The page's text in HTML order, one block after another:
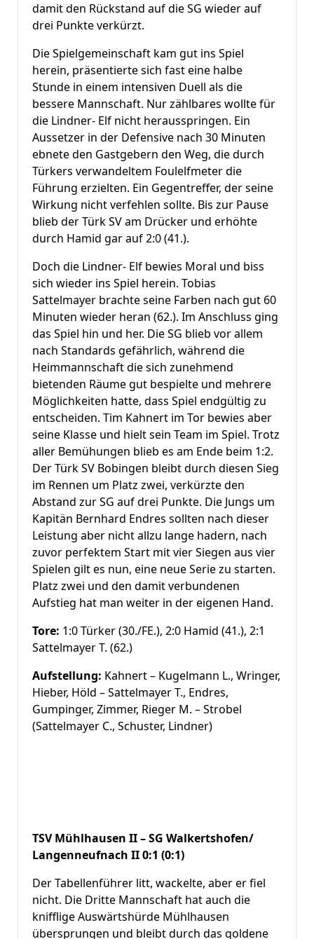
damit den Rückstand auf die SG wieder auf
drei Punkte verkürzt.
Die Spielgemeinschaft kam gut ins Spiel
herein, präsentierte sich fast eine halbe
Stunde in einem intensiven Duell als die
bessere Mannschaft. Nur zählbares wollte für
die Lindner- Elf nicht herausspringen. Ein
Aussetzer in der Defensive nach 30 Minuten
ebnete den Gastgebern den Weg, die durch
Türkers verwandeltem Foulelfmeter die
Führung erzielten. Ein Gegentreffer, der seine
Wirkung nicht verfehlen sollte. Bis zur Pause
blieb der Türk SV am Drücker und erhöhte
durch Hamid gar auf 2:0 (41.).
Doch die Lindner- Elf bewies Moral und biss
sich wieder ins Spiel herein. Tobias
Sattelmayer brachte seine Farben nach gut 60
Minuten wieder heran (62.). Im Anschluss ging
das Spiel hin und her. Die SG blieb vor allem
nach Standards gefährlich, während die
Heimmannschaft die sich zunehmend
bietenden Räume gut bespielte und mehrere
Möglichkeiten hatte, dass Spiel endgültig zu
entscheiden. Tim Kahnert im Tor bewies aber
seine Klasse und hielt sein Team im Spiel. Trotz
aller Bemühungen blieb es am Ende beim 1:2.
Der Türk SV Bobingen bleibt durch diesen Sieg
im Rennen um Platz zwei, verkürzte den
Abstand zur SG auf drei Punkte. Die Jungs um
Kapitän Bernhard Endres sollten nach dieser
Leistung aber nicht allzu lange hadern, nach
zuvor perfektem Start mit vier Siegen aus vier
Spielen gilt es nun, eine neue Serie zu starten.
Platz zwei und den damit verbundenen
Aufstieg hat man weiter in der eigenen Hand.
Tore: 1:0 Türker (30./FE.), 2:0 Hamid (41.), 2:1
Sattelmayer T. (62.)
Aufstellung: Kahnert – Kugelmann L., Wringer,
Hieber, Höld – Sattelmayer T., Endres,
Gumpinger, Zimmer, Rieger M. – Strobel
(Sattelmayer C., Schuster, Lindner)
TSV Mühlhausen II – SG Walkertshofen/
Langenneufnach II 0:1 (0:1)
Der Tabellenführer litt, wackelte, aber er fiel
nicht. Die Dritte Mannschaft hat auch die
knifflige Auswärtshürde Mühlhausen
übersprungen und bleibt durch das goldene